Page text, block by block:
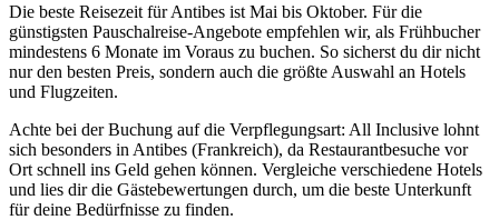
Die beste Reisezeit für Antibes ist Mai bis Oktober. Für die
günstigsten Pauschalreise-Angebote empfehlen wir, als Frühbucher
mindestens 6 Monate im Voraus zu buchen. So sicherst du dir nicht
nur den besten Preis, sondern auch die größte Auswahl an Hotels
und Flugzeiten.
Achte bei der Buchung auf die Verpflegungsart: All Inclusive lohnt
sich besonders in Antibes (Frankreich), da Restaurantbesuche vor
Ort schnell ins Geld gehen können. Vergleiche verschiedene Hotels
und lies dir die Gästebewertungen durch, um die beste Unterkunft
für deine Bedürfnisse zu finden.